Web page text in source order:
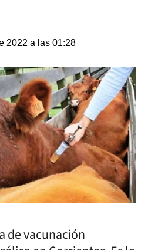
2022 a las 01:28
de vacunación